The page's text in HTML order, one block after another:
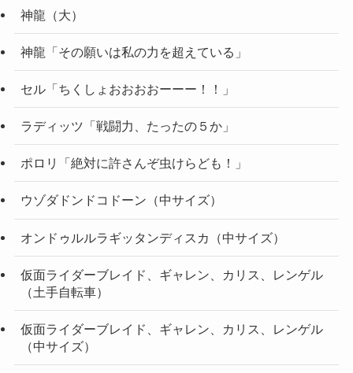
神龍（大）
神龍「その願いは私の力を超えている」
セル「ちくしょおおおおーーー！！」
ラディッツ「戦闘力、たったの５か」
ポロリ「絶対に許さんぞ虫けらども！」
ウゾダドンドコドーン（中サイズ）
オンドゥルルラギッタンディスカ（中サイズ）
仮面ライダーブレイド、ギャレン、カリス、レンゲル
（土手自転車）
仮面ライダーブレイド、ギャレン、カリス、レンゲル
（中サイズ）